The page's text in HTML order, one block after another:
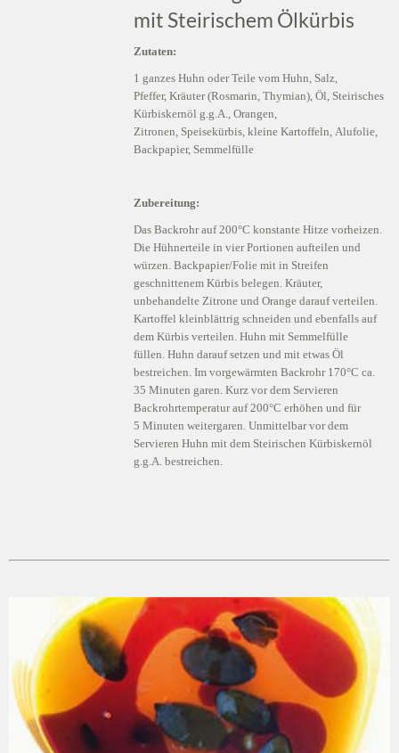
mit Steirischem Ölkürbis
Zutaten:
1 ganzes Huhn oder Teile vom Huhn, Salz,
Pfeffer, Kräuter (Rosmarin, Thymian), Öl, Steirisches
Kürbiskernöl g.g.A., Orangen,
Zitronen, Speisekürbis, kleine Kartoffeln, Alufolie,
Backpapier, Semmelfülle
Zubereitung:
Das Backrohr auf 200°C konstante Hitze vorheizen.
Die Hühnerteile in vier Portionen aufteilen und
würzen. Backpapier/Folie mit in Streifen
geschnittenem Kürbis belegen. Kräuter,
unbehandelte Zitrone und Orange darauf verteilen.
Kartoffel kleinblättrig schneiden und ebenfalls auf
dem Kürbis verteilen. Huhn mit Semmelfülle
füllen. Huhn darauf setzen und mit etwas Öl
bestreichen. Im vorgewärmten Backrohr 170°C ca.
35 Minuten garen. Kurz vor dem Servieren
Backrohrtemperatur auf 200°C erhöhen und für
5 Minuten weitergaren. Unmittelbar vor dem
Servieren Huhn mit dem Steirischen Kürbiskernöl
g.g.A. bestreichen.